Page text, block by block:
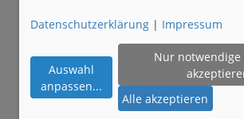
Datenschutzerklärung | Impressum
Auswahl
anpassen...
Nur notwendige
Alle akzeptieren